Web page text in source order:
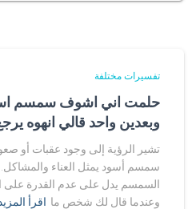
تفسيرات مختلفة
حلمت اني اشوف سمسم
وبعدين واحد قالي انهوه
تشير الرؤية إلى وجود عقبات أو
سمسم أسود يمثل العناء
السمسم يدل على عدم القدرة على
وعندما قال لك شخص ما اقرأ